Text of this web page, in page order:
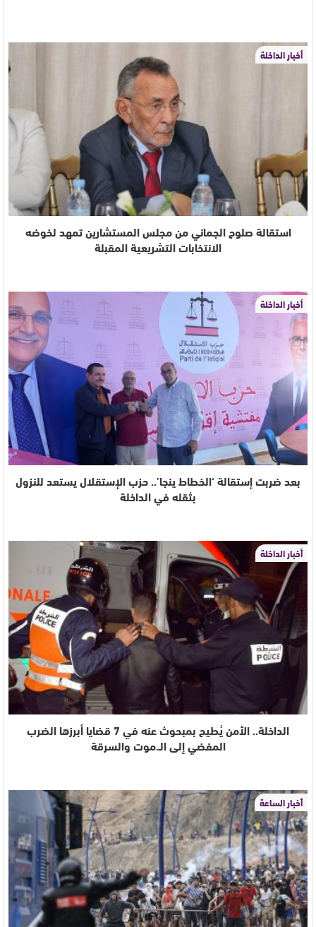
أخبار الداخلة
استقالة صلوح الجماني من مجلس المستشارين تمهد لخوضه
الانتخابات التشريعية المقبلة
أخبار الداخلة
بعد ضربت إستقالة ‘الخطاط ينجا’.. حزب الإستقلال يستعد للنزول
بثقله في الداخلة
أخبار الداخلة
الداخلة.. الأمن يُطيح بمبحوث عنه في 7 قضايا أبرزها الضرب
المفضي إلى الـ.موت والسرقة
أخبار الساعة